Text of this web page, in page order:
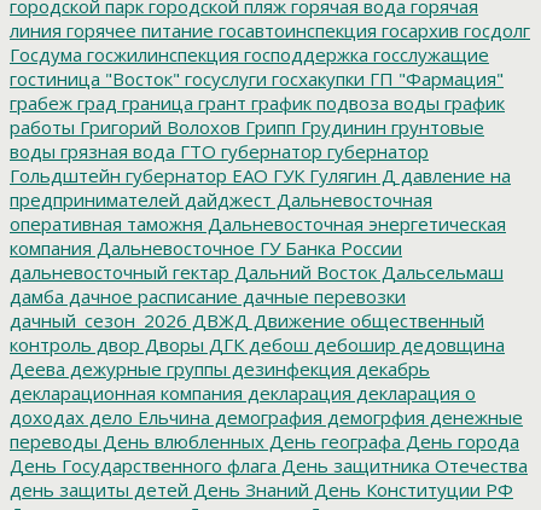
городской парк городской пляж горячая вода горячая
линия горячее питание госавтоинспекция госархив госдолг
Госдума госжилинспекция господдержка госслужащие
гостиница "Восток" госуслуги госхакупки ГП "Фармация"
грабеж град граница грант график подвоза воды график
работы Григорий Волохов Грипп Грудинин грунтовые
воды грязная вода ГТО губернатор губернатор
Гольдштейн губернатор ЕАО ГУК Гулягин Д давление на
предпринимателей дайджест Дальневосточная
оперативная таможня Дальневосточная энергетическая
компания Дальневосточное ГУ Банка России
дальневосточный гектар Дальний Восток Дальсельмаш
дамба дачное расписание дачные перевозки
дачный_сезон_2026 ДВЖД Движение общественный
контроль двор Дворы ДГК дебош дебошир дедовщина
Деева дежурные группы дезинфекция декабрь
декларационная компания декларация декларация о
доходах дело Ельчина демография демогрфия денежные
переводы День влюбленных День географа День города
День Государственного флага День защитника Отечества
день защиты детей День Знаний День Конституции РФ